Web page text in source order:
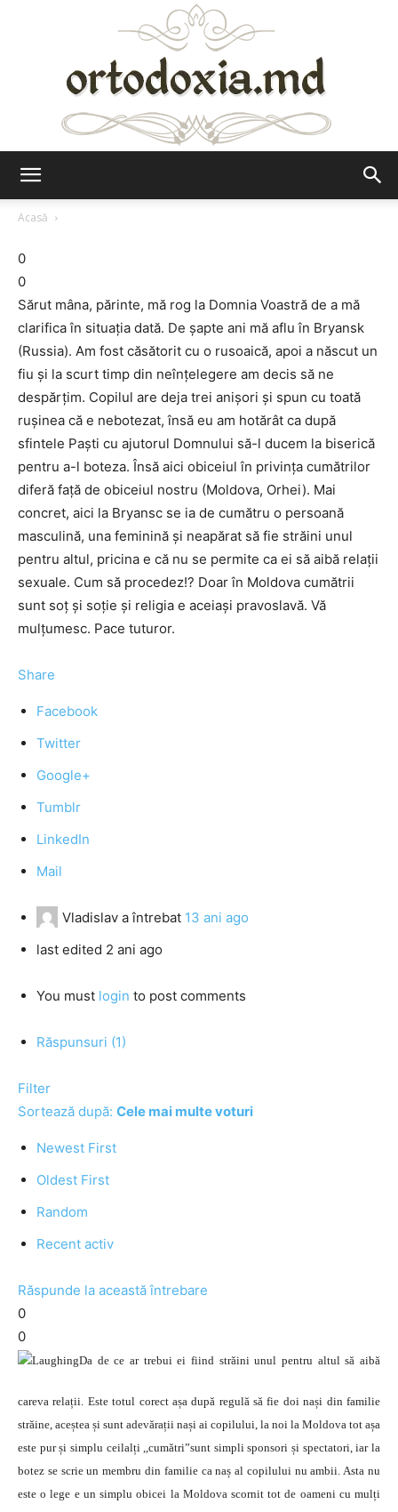
Acasă
0
0
Sărut mâna, părinte, mă rog la Domnia Voastră de a mă
clarifica în situaţia dată. De şapte ani mă aflu în Bryansk
(Russia). Am fost căsătorit cu o rusoaică, apoi a născut un
fiu şi la scurt timp din neînţelegere am decis să ne
despărţim. Copilul are deja trei anişori şi spun cu toată
ruşinea că e nebotezat, însă eu am hotărât ca după
sfintele Paşti cu ajutorul Domnului să-l ducem la biserică
pentru a-l boteza. Însă aici obiceiul în privinţa cumătrilor
diferă faţă de obiceiul nostru (Moldova, Orhei). Mai
concret, aici la Bryansc se ia de cumătru o persoană
masculină, una feminină şi neapărat să fie străini unul
pentru altul, pricina e că nu se permite ca ei să aibă relaţii
sexuale. Cum să procedez!? Doar în Moldova cumătrii
sunt soţ şi soţie şi religia e aceiaşi pravoslavă. Vă
mulţumesc. Pace tuturor.
Share
Facebook
Twitter
Google+
Tumblr
LinkedIn
Mail
Vladislav a întrebat 13 ani ago
last edited 2 ani ago
You must login to post comments
Răspunsuri (1)
Filter
Sortează după: Cele mai multe voturi
Newest First
Oldest First
Random
Recent activ
Răspunde la această întrebare
0
0
Da de ce ar trebui ei fiind străini unul pentru altul să aibă
careva relații. Este totul corect așa după regulă să fie doi nași din familie
străine, aceștea și sunt adevărații nași ai copilului, la noi la Moldova tot așa
este pur și simplu ceilalți ,,cumătri”sunt simpli sponsori și spectatori, iar la
botez se scrie un membru din familie ca naș al copilului nu ambii. Asta nu
este o lege e un simplu obicei la Moldova scornit tot de oameni cu mulți